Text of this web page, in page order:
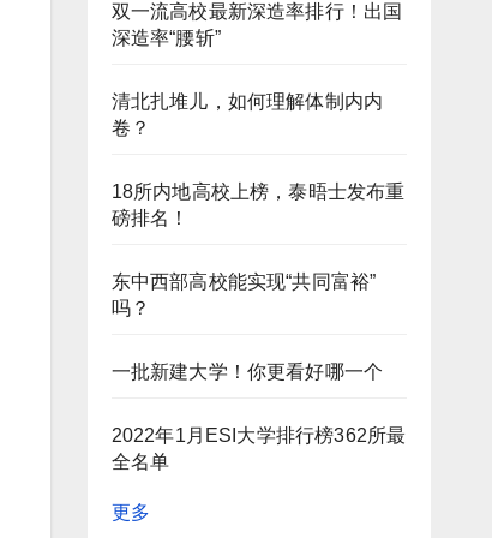
双一流高校最新深造率排行！出国
深造率“腰斩”
清北扎堆儿，如何理解体制内内
卷？
18所内地高校上榜，泰晤士发布重
磅排名！
东中西部高校能实现“共同富裕”
吗？
一批新建大学！你更看好哪一个
2022年1月ESI大学排行榜362所最
全名单
更多